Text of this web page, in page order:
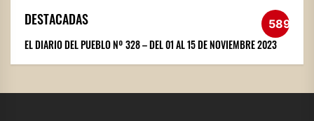
DESTACADAS 589
EL DIARIO DEL PUEBLO Nº 328 – DEL 01 AL 15 DE NOVIEMBRE 2023